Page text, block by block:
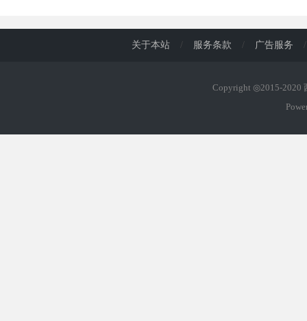
关于本站 / 服务条款 / 广告服务 /
Copyright ◎2015-2020